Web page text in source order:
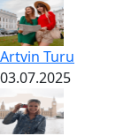
Artvin Turu
03.07.2025